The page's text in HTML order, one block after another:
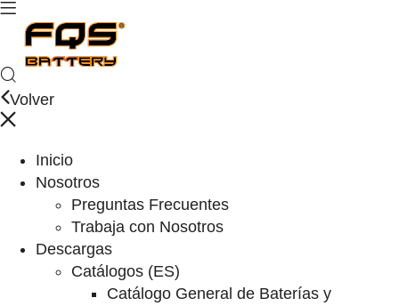
Volver
Inicio
Nosotros
Preguntas Frecuentes
Trabaja con Nosotros
Descargas
Catálogos (ES)
Catálogo General de Baterías y